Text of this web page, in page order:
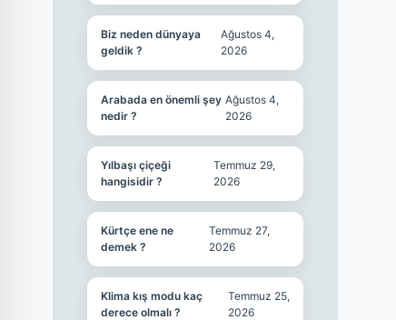
Biz neden dünyaya
geldik ?
Ağustos 4,
2026
Arabada en önemli şey
nedir ?
Ağustos 4,
2026
Yılbaşı çiçeği
hangisidir ?
Temmuz 29,
2026
Kürtçe ene ne
demek ?
Temmuz 27,
2026
Klima kış modu kaç
derece olmalı ?
Temmuz 25,
2026